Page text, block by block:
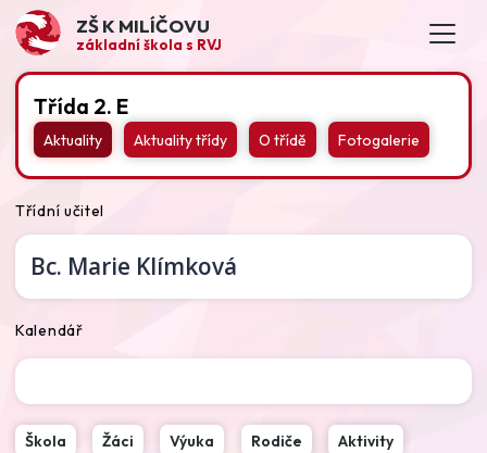
ZŠ K MILÍČOVU
základní škola s RVJ
Třída 2. E
Aktuality Aktuality třídy O třídě Fotogalerie
Třídní učitel
Bc. Marie Klímková
Kalendář
Škola Žáci Výuka Rodiče Aktivity